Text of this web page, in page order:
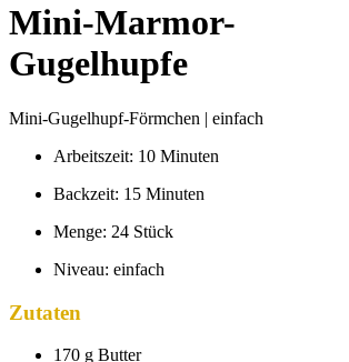
Mini-Marmor-
Gugelhupfe
Mini-Gugelhupf-Förmchen | einfach
Arbeitszeit: 10 Minuten
Backzeit: 15 Minuten
Menge: 24 Stück
Niveau: einfach
Zutaten
170 g Butter